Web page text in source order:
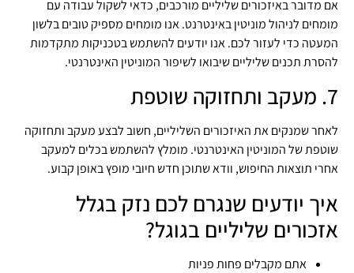
אם מדובר באיזכורים שליליים מורכבים, כדאי לשקול עבודה עם
מומחים לניהול מוניטין באינטרנט. אנו מומחים מספיק טובים בלשון
המעטה כדי לעזור לכם. אנו יודעים להשתמש בטכניקות מתקדמות
להסרת תכנים שליליים שיבואו לשיפור המוניטין האינטרנטי.
7. מעקב ותחזוקה שוטפת
לאחר שמנקים את האיזכורים השליליים, חשוב לבצע מעקב ותחזוקה
שוטפת של המוניטין האינטרנטי. מומלץ להשתמש בכלים למעקב
אחרי תוצאות החיפוש, וודא שתוכן חדש חיובי מופץ באופן קבוע.
איך יודעים שנגרם לכם נזק בגלל
אזכורים שליליים בגוגל?
אתם מקבלים פחות פניות